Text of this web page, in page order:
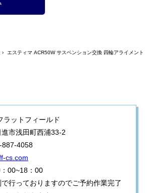
エスティマ ACR50W サスペンション交換 四輪アライメント調
ラットフィールド
市浅田町西浦33-2
4058
cs.com
00~18：00
行っておりますのでご予約作業完了